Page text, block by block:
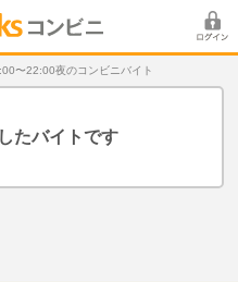
〜22:00夜のコンビニバイト
たバイトです